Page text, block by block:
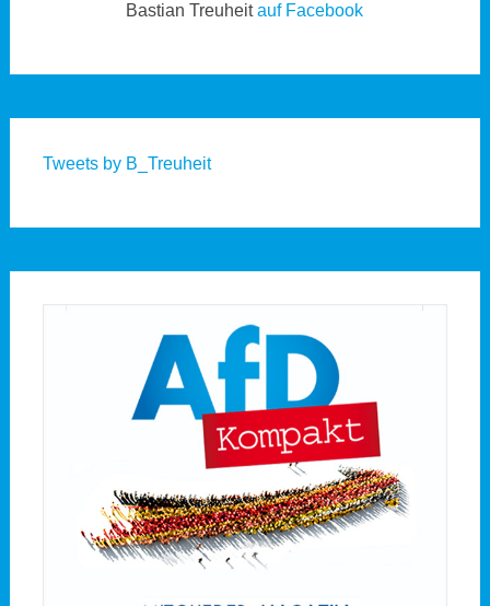
Bastian Treuheitauf Facebook
Tweets by B_Treuheit